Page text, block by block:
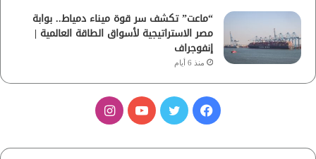
“ماعت” تكشف سر قوة ميناء دمياط.. بوابة
مصر الاستراتيجية لأسواق الطاقة العالمية |
إنفوجراف
منذ 6 أيام